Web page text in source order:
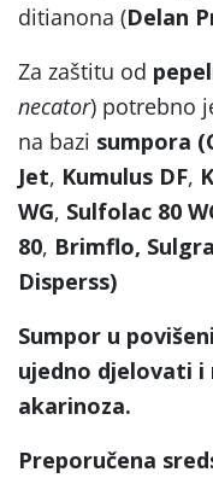
ditianona (Delan
Za zaštitu od
necator) potrebno
na bazi sumpora
Jet, Kumulus DF,
WG, Sulfolac 80
80, Brimflo,
Disperss)
Sumpor u
ujedno djelovati i
akarinoza.
Preporučena